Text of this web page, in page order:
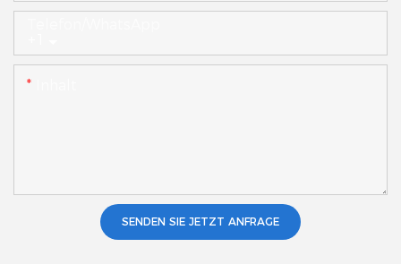
SENDEN SIE JETZT ANFRAGE